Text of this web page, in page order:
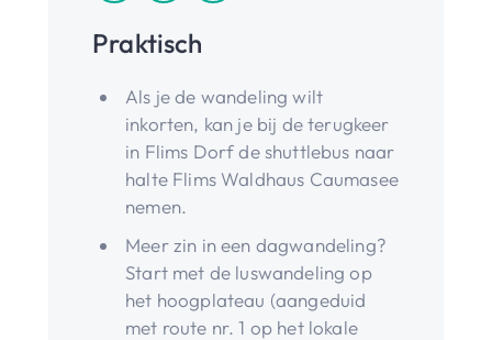
Praktisch
Als je de wandeling wilt
inkorten, kan je bij de terugkeer
in Flims Dorf de shuttlebus naar
halte Flims Waldhaus Caumasee
nemen.
Meer zin in een dagwandeling?
Start met de luswandeling op
het hoogplateau (aangeduid
met route nr. 1 op het lokale